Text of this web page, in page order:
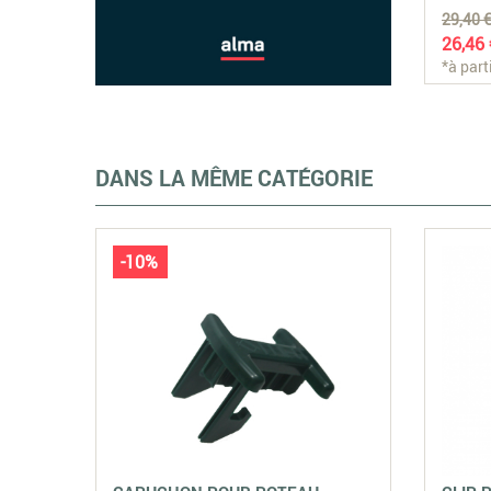
MM
29,40 €
26,46
*à
DANS LA MÊME CATÉGORIE
-10%